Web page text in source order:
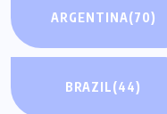
ARGENTINA(70)
BRAZIL(44)